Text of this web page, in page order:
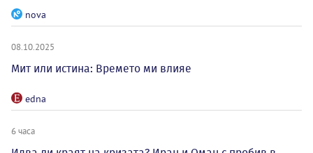
nova
08.10.2025
Мит или истина: Времето ми влияе
edna
6 часа